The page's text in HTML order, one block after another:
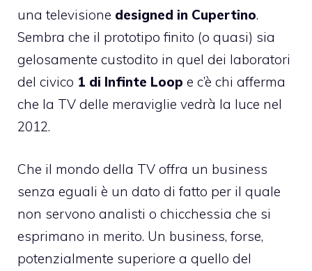
una televisione designed in Cupertino.
Sembra che il prototipo finito (o quasi) sia
gelosamente custodito in quel dei laboratori
del civico 1 di Infinte Loop e c’è chi afferma
che la TV delle meraviglie vedrà la luce nel
2012.
Che il mondo della TV offra un business
senza eguali è un dato di fatto per il quale
non servono analisti o chicchessia che si
esprimano in merito. Un business, forse,
potenzialmente superiore a quello del